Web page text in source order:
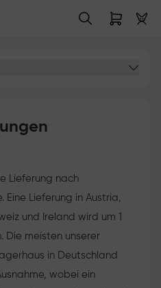
Lieferung nach
Eine Lieferung in Austria,
und Ireland wird um 1
Die meisten unserer
in Deutschland
wobei ein